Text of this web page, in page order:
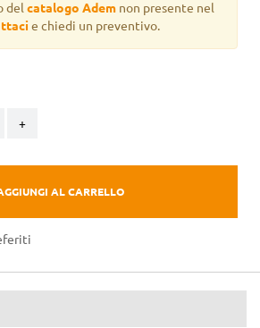
del catalogo Adem non presente nel
e chiedi un preventivo.
+
AL CARRELLO